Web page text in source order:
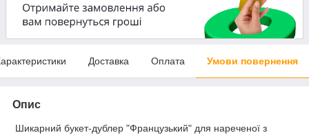
Доставка Оплата Умови повернення
Опис
Шикарний букет-дублер "Французький" для нареченої з